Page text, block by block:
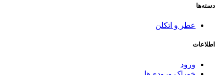
دسته‌ها
عطر و اتکلن
اطلاعات
ورود